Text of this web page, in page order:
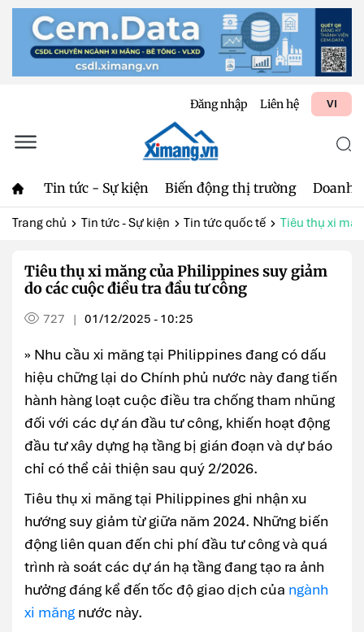
Đăng nhập Liên hệ VI
Tin tức - Sự kiện Biến động thị trường Doanh
Trang chủ Tin tức - Sự kiện Tin tức quốc tế Tiêu thụ xi
Tiêu thụ xi măng của Philippines suy giảm
do các cuộc điều tra đầu tư công
727 | 01/12/2025 - 10:25
» Nhu cầu xi măng tại Philippines đang có dấu
hiệu chững lại do Chính phủ nước này đang tiến
hành hàng loạt cuộc điều tra chống tham nhũng
đối với các dự án đầu tư công, khiến hoạt động
đầu tư xây dựng hạ tầng bị gián đoạn và dự báo
chỉ có thể cải thiện sau quý 2/2026.
Tiêu thụ xi măng tại Philippines ghi nhận xu
hướng suy giảm từ giữa năm 2024. Những biến
động liên quan đến chi phí đầu tư công và quá
trình rà soát các dự án hạ tầng đang tạo ra ảnh
hưởng đáng kể đến tốc độ giao dịch của ngành
xi măng nước này.